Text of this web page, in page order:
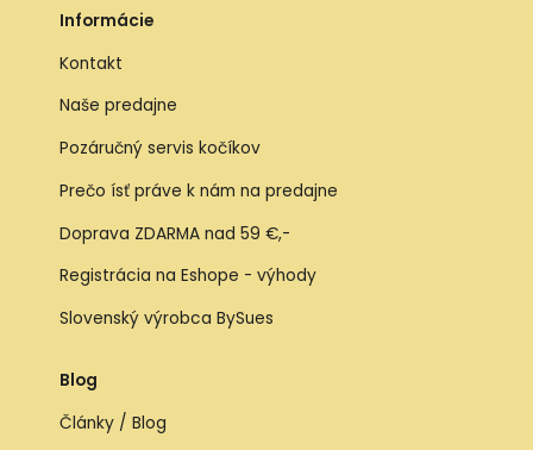
Informácie
Kontakt
Naše predajne
Pozáručný servis kočíkov
Prečo ísť práve k nám na predajne
Doprava ZDARMA nad 59 €,-
Registrácia na Eshope - výhody
Slovenský výrobca BySues
Blog
Články / Blog